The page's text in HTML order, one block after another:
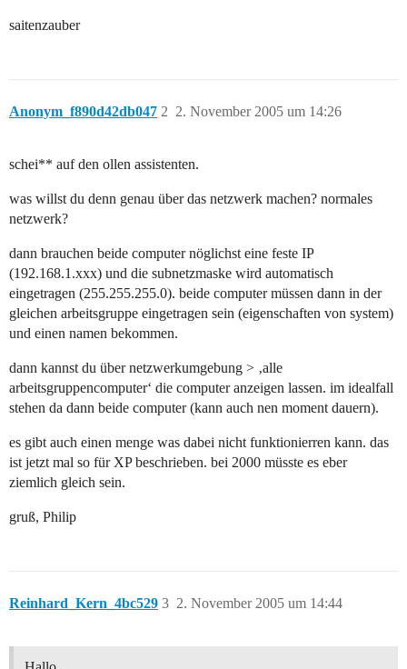
saitenzauber
Anonym_f890d42db047 2. November 2005 um 14:26
2
schei** auf den ollen assistenten.
was willst du denn genau über das netzwerk machen? normales
netzwerk?
dann brauchen beide computer nöglichst eine feste IP
(192.168.1.xxx) und die subnetzmaske wird automatisch
eingetragen (255.255.255.0). beide computer müssen dann in der
gleichen arbeitsgruppe eingetragen sein (eigenschaften von system)
und einen namen bekommen.
dann kannst du über netzwerkumgebung > ‚alle
arbeitsgruppencomputer‘ die computer anzeigen lassen. im idealfall
stehen da dann beide computer (kann auch nen moment dauern).
es gibt auch einen menge was dabei nicht funktionierren kann. das
ist jetzt mal so für XP beschrieben. bei 2000 müsste es eber
ziemlich gleich sein.
gruß, Philip
Reinhard_Kern_4bc529 2. November 2005 um 14:44
3